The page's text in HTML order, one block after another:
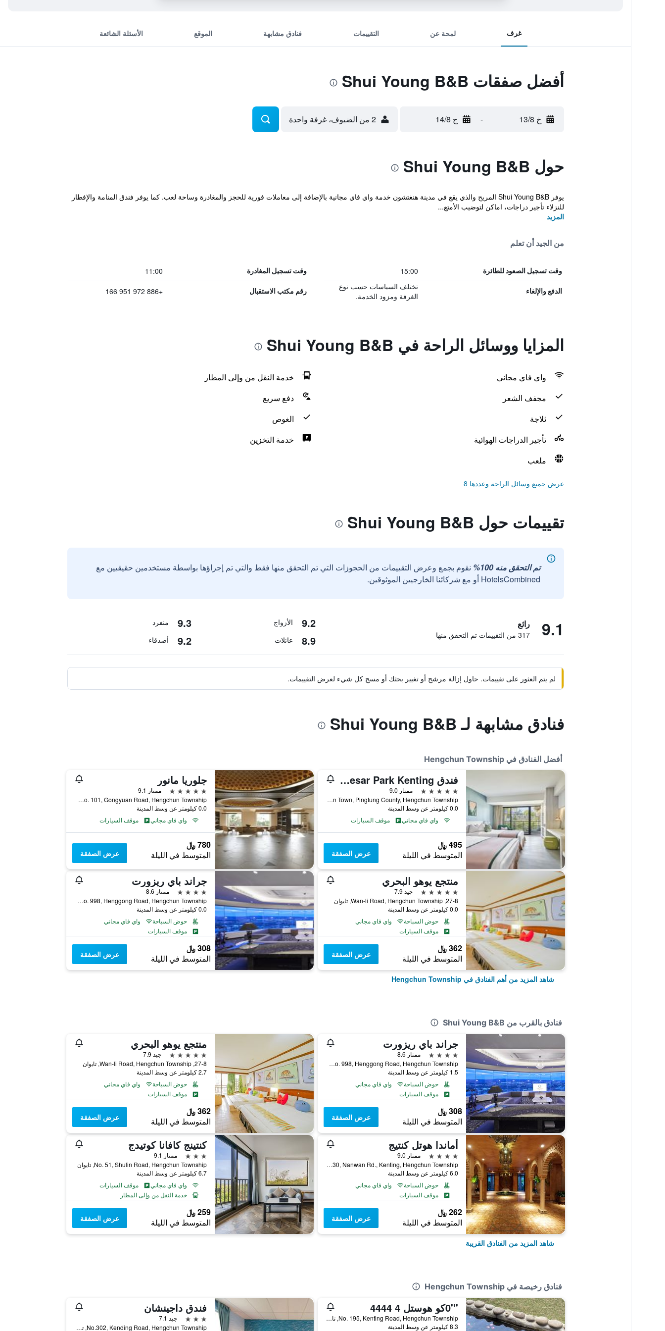
غرف لمحة عن التقييمات فنادق مشابهة الموقع الأسئلة الشائعة
أفضل صفقات Shui Young B&B
خ 13/8 - ج 14/8 2 من الضيوف، غرفة واحدة
حول Shui Young B&B
يوفر Shui Young B&B المريح والذي يقع في مدينة هنغتشون خدمة واي فاي مجانية بالإضافة إلى معاملات فورية للحجز والمغادرة وساحة لعب. كما يوفر فندق المنامة والإفطار
للنزلاء تأجير دراجات، اماكن لتوضيب الأمتع...
المزيد
من الجيد أن تعلم
وقت تسجيل الصعود للطائرة 15:00 وقت تسجيل المغادرة 11:00
الدفع والإلغاء
تختلف السياسات حسب نوع
الغرفة ومزود الخدمة.
رقم مكتب الاستقبال +886 972 951 166
المزايا ووسائل الراحة في Shui Young B&B
واي فاي مجاني
خدمة النقل من وإلى المطار
مجفف الشعر
دفع سريع
ثلاجة
الغوص
تأجير الدراجات الهوائية
خدمة التخزين
ملعب
عرض جميع وسائل الراحة وعددها 8
تقييمات حول Shui Young B&B
تم التحقق منه 100%
نقوم بجمع وعرض التقييمات من الحجوزات التي تم التحقق منها فقط والتي تم إجراؤها بواسطة مستخدمين حقيقيين مع
HotelsCombined أو مع شركائنا الخارجيين الموثوقين.
9.1 رائع
317 من التقييمات تم التحقق منها
9.2 الأزواج 9.3 منفرد
8.9 عائلات 9.2 أصدقاء
لم يتم العثور على تقييمات. حاول إزالة مرشح أو تغيير بحثك أو مسح كل شيء لعرض التقييمات.
فنادق مشابهة لـ Shui Young B&B
أفضل الفنادق في Hengchun Township
فندق Caesar Park Kenting
5 نجوم
ممتاز 9.0
No. 6 Kenting Road, Hengchun Town, Pingtung County, Hengchun Township, تايوان
0.0 كيلومتر عن وسط المدينة
واي فاي مجاني
موقف السيارات
495 ﷼
المتوسط في الليلة عرض الصفقة
جلوريا مانور
5 نجوم
ممتاز 9.1
No. 101, Gongyuan Road, Hengchun Township, تايوان
0.0 كيلومتر عن وسط المدينة
واي فاي مجاني
موقف السيارات
780 ﷼
المتوسط في الليلة عرض الصفقة
منتجع يوهو البحري
5 نجوم
جيد 7.9
27-8, Wan-li Road, Hengchun Township, تايوان
0.0 كيلومتر عن وسط المدينة
حوض السباحة
واي فاي مجاني
موقف السيارات
362 ﷼
المتوسط في الليلة عرض الصفقة
جراند باي ريزورت
4 نجوم
ممتاز 8.6
No. 998, Henggong Road, Hengchun Township, تايوان
0.0 كيلومتر عن وسط المدينة
حوض السباحة
واي فاي مجاني
موقف السيارات
308 ﷼
المتوسط في الليلة عرض الصفقة
شاهد المزيد من أهم الفنادق في Hengchun Township
فنادق بالقرب من Shui Young B&B
جراند باي ريزورت
4 نجوم
ممتاز 8.6
No. 998, Henggong Road, Hengchun Township, تايوان
1.5 كيلومتر عن وسط المدينة
حوض السباحة
واي فاي مجاني
موقف السيارات
308 ﷼
المتوسط في الليلة عرض الصفقة
منتجع يوهو البحري
5 نجوم
جيد 7.9
27-8, Wan-li Road, Hengchun Township, تايوان
2.7 كيلومتر عن وسط المدينة
حوض السباحة
واي فاي مجاني
موقف السيارات
362 ﷼
المتوسط في الليلة عرض الصفقة
أماندا هوتل كنتيج
4 نجوم
ممتاز 9.0
No.330, Nanwan Rd., Kenting, Hengchun Township, تايوان
6.0 كيلومتر عن وسط المدينة
حوض السباحة
واي فاي مجاني
موقف السيارات
262 ﷼
المتوسط في الليلة عرض الصفقة
كنتينج كافانا كوتيدج
3 نجوم
ممتاز 9.1
No. 51, Shulin Road, Hengchun Township, تايوان
6.7 كيلومتر عن وسط المدينة
واي فاي مجاني
موقف السيارات
خدمة النقل من وإلى المطار
259 ﷼
المتوسط في الليلة عرض الصفقة
شاهد المزيد من الفنادق القريبة
فنادق رخيصة في Hengchun Township
'''0كو هوستل 4 4444
No. 195, Kenting Road, Hengchun Township, تايوان
8.3 كيلومتر عن وسط المدينة
فندق داجينشان
3 نجوم
جيد 7.1
No.302, Kending Road, Hengchun Township, تايوان